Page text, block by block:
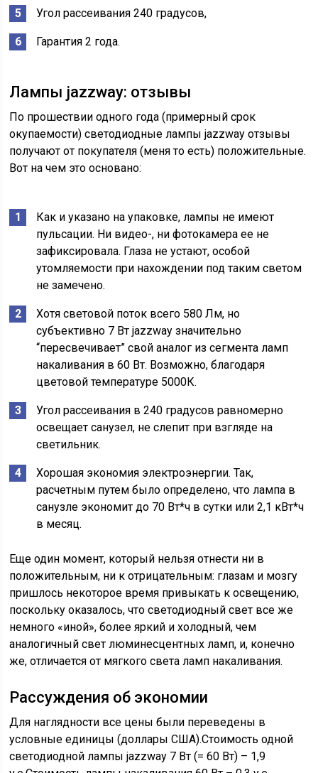
Угол рассеивания 240 градусов,
Гарантия 2 года.
Лампы jazzway: отзывы
По прошествии одного года (примерный срок
окупаемости) светодиодные лампы jazzway отзывы
получают от покупателя (меня то есть) положительные.
Вот на чем это основано:
Как и указано на упаковке, лампы не имеют
пульсации. Ни видео-, ни фотокамера ее не
зафиксировала. Глаза не устают, особой
утомляемости при нахождении под таким светом
не замечено.
Хотя световой поток всего 580 Лм, но
субъективно 7 Вт jazzway значительно
“пересвечивает” свой аналог из сегмента ламп
накаливания в 60 Вт. Возможно, благодаря
цветовой температуре 5000К.
Угол рассеивания в 240 градусов равномерно
освещает санузел, не слепит при взгляде на
светильник.
Хорошая экономия электроэнергии. Так,
расчетным путем было определено, что лампа в
санузле экономит до 70 Вт*ч в сутки или 2,1 кВт*ч
в месяц.
Еще один момент, который нельзя отнести ни в
положительным, ни к отрицательным: глазам и мозгу
пришлось некоторое время привыкать к освещению,
поскольку оказалось, что светодиодный свет все же
немного «иной», более яркий и холодный, чем
аналогичный свет люминесцентных ламп, и, конечно
же, отличается от мягкого света ламп накаливания.
Рассуждения об экономии
Для наглядности все цены были переведены в
условные единицы (доллары США).Стоимость одной
светодиодной лампы jazzway 7 Вт (= 60 Вт) – 1,9